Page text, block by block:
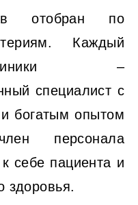
отобран по
Каждый
–
специалист с
богатым опытом
персонала
себе пациента и
здоровья.